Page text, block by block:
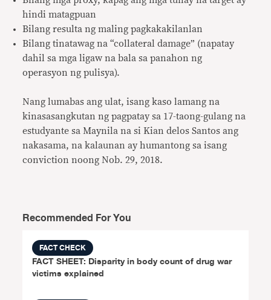
hindi matagpuan
Bilang resulta ng maling pagkakakilanlan
Bilang tinatawag na “collateral damage” (napatay
dahil sa mga ligaw na bala sa panahon ng
operasyon ng pulisya).
Nang lumabas ang ulat, isang kaso lamang na
kinasasangkutan ng pagpatay sa 17-taong-gulang na
estudyante sa Maynila na si Kian delos Santos ang
nakasama, na kalaunan ay humantong sa isang
conviction noong Nob. 29, 2018.
Recommended For You
FACT CHECK
FACT SHEET: Disparity in body count of drug war
victims explained